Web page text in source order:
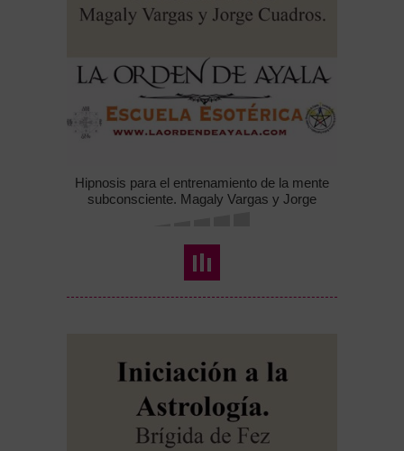
Hipnosis para el entrenamiento de la mente
subconsciente. Magaly Vargas y Jorge